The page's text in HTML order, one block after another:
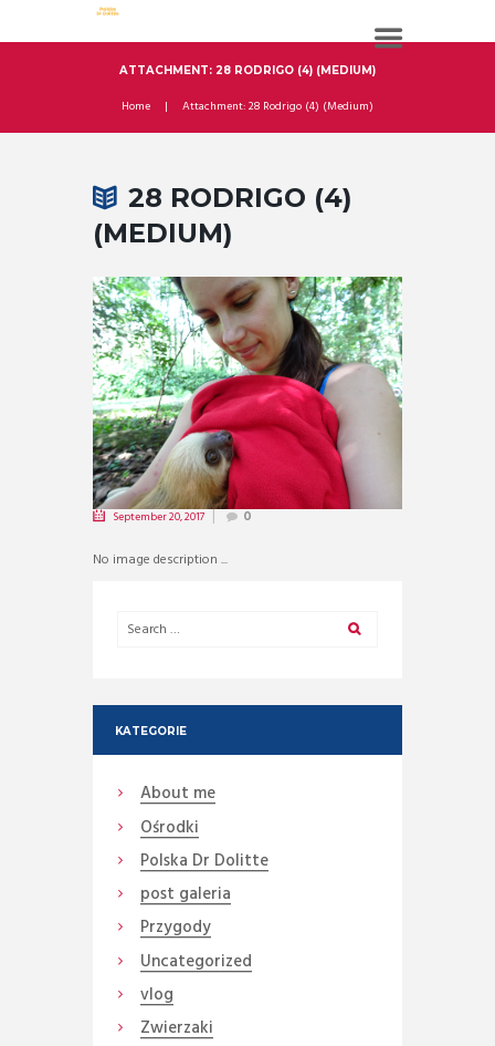
ATTACHMENT: 28 RODRIGO (4) (MEDIUM)
Home Attachment: 28 Rodrigo (4) (Medium)
28 RODRIGO (4)
(MEDIUM)
September 20, 2017 0
No image description ...
KATEGORIE
About me
Ośrodki
Polska Dr Dolitte
post galeria
Przygody
Uncategorized
vlog
Zwierzaki